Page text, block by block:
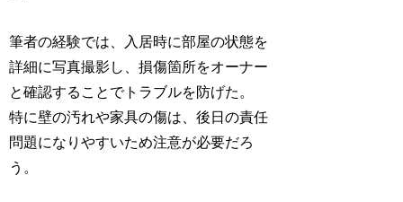
筆者の経験では、入居時に部屋の状態を
詳細に写真撮影し、損傷箇所をオーナー
と確認することでトラブルを防げた。
特に壁の汚れや家具の傷は、後日の責任
問題になりやすいため注意が必要だろ
う。